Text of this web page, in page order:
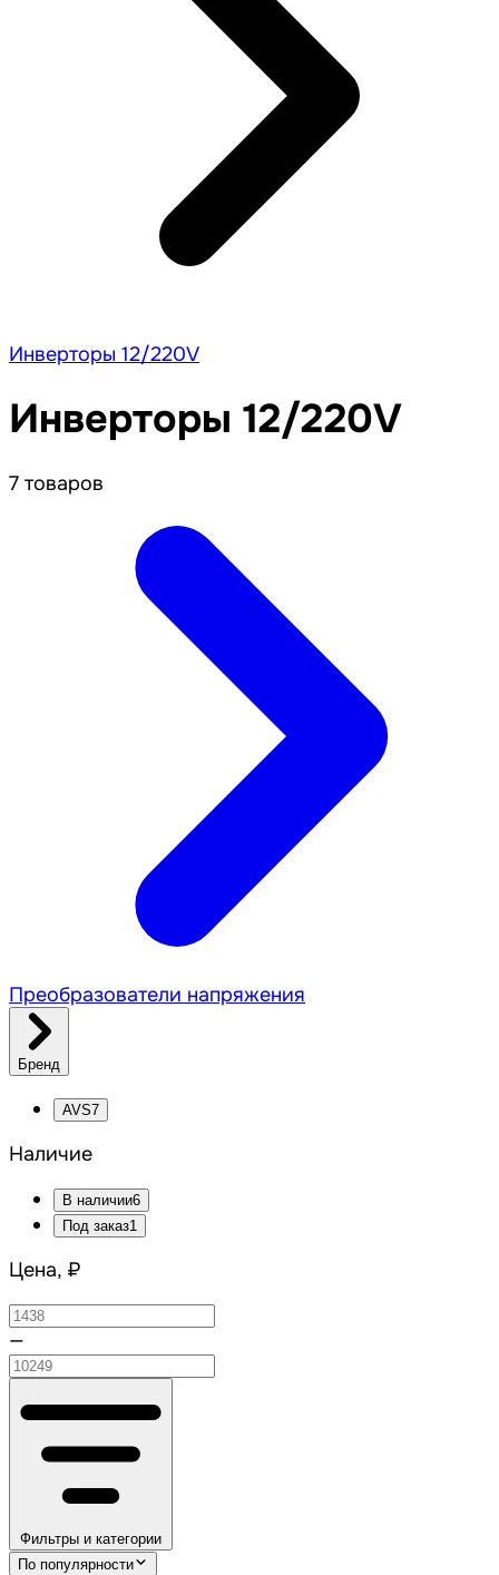
Инверторы 12/220V
Инверторы 12/220V
7 товаров
Преобразователи напряжения
Бренд
AVS7
Наличие
В наличии6
Под заказ1
Цена, ₽
—
Фильтры и категории
По популярности